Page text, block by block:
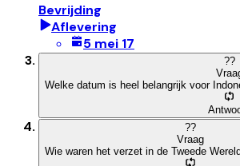
Bevrijding
Aflevering
5 mei 17
??
Welke datum is heel belangrijk voor
??
Vraag
Wie waren het verzet in de Tweede